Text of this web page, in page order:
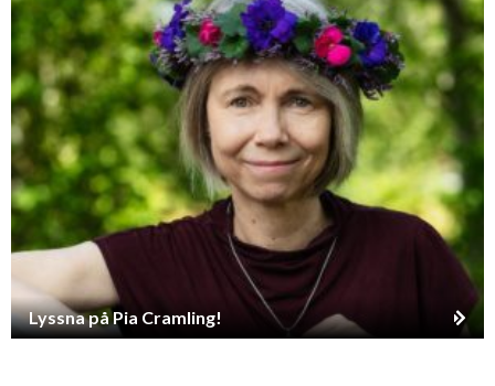
Lyssna på Pia Cramling!